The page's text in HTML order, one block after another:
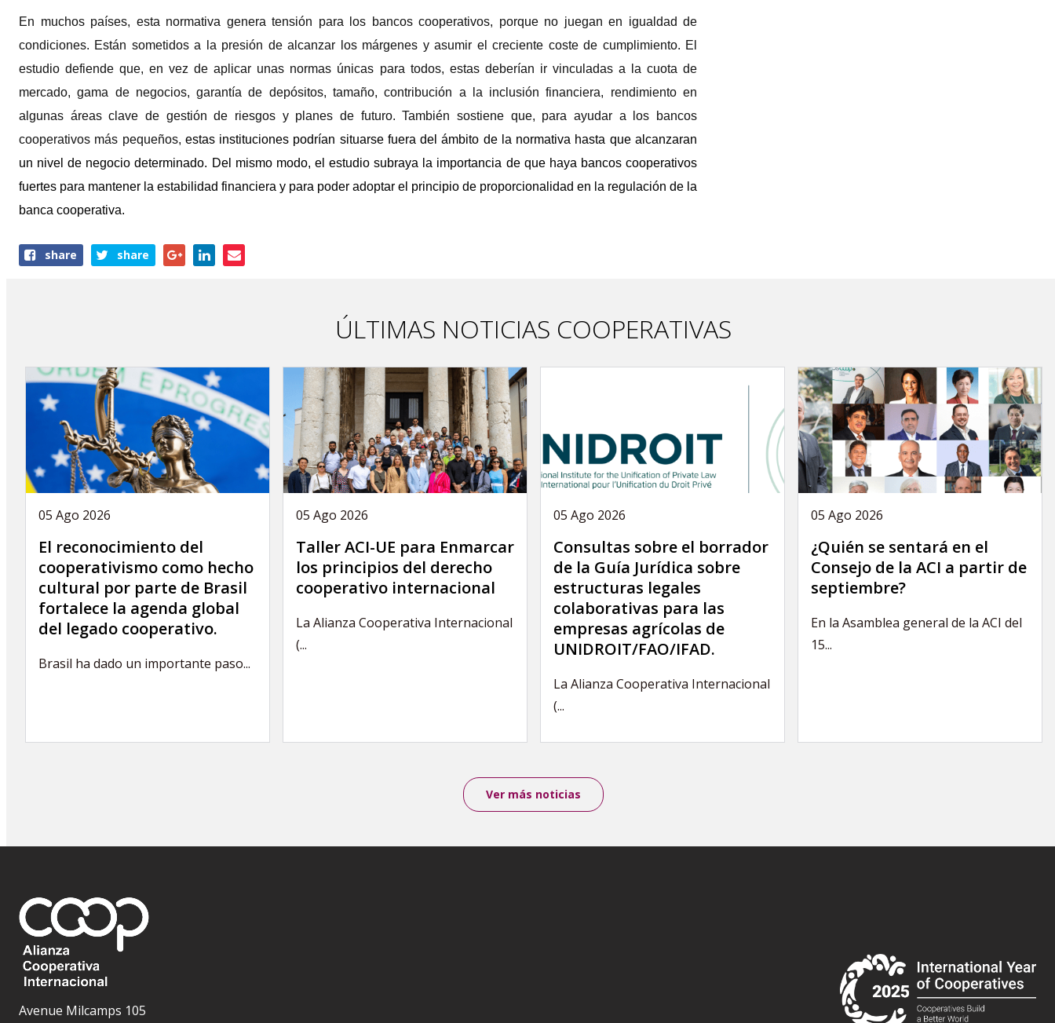
En muchos países, esta normativa genera tensión para los bancos cooperativos, porque no juegan en igualdad de
condiciones. Están sometidos a la presión de alcanzar los márgenes y asumir el creciente coste de cumplimiento. El
estudio defiende que, en vez de aplicar unas normas únicas para todos, estas deberían ir vinculadas a la cuota de
mercado, gama de negocios, garantía de depósitos, tamaño, contribución a la inclusión financiera, rendimiento en
algunas áreas clave de gestión de riesgos y planes de futuro. También sostiene que, para ayudar a los bancos
cooperativos más pequeños, estas instituciones podrían situarse fuera del ámbito de la normativa hasta que alcanzaran
un nivel de negocio determinado. Del mismo modo, el estudio subraya la importancia de que haya bancos cooperativos
fuertes para mantener la estabilidad financiera y para poder adoptar el principio de proporcionalidad en la regulación de la
banca cooperativa.
Shareshare share
ÚLTIMAS NOTICIAS COOPERATIVAS
05 Ago 2026
El reconocimiento del
cooperativismo como hecho
cultural por parte de Brasil
fortalece la agenda global
del legado cooperativo.
Brasil ha dado un importante paso...
05 Ago 2026
Taller ACI-UE para Enmarcar
los principios del derecho
cooperativo internacional
La Alianza Cooperativa Internacional
(...
05 Ago 2026
Consultas sobre el borrador
de la Guía Jurídica sobre
estructuras legales
colaborativas para las
empresas agrícolas de
UNIDROIT/FAO/IFAD.
La Alianza Cooperativa Internacional
(...
05 Ago 2026
¿Quién se sentará en el
Consejo de la ACI a partir de
septiembre?
En la Asamblea general de la ACI del
15...
Ver más noticias
Avenue Milcamps 105